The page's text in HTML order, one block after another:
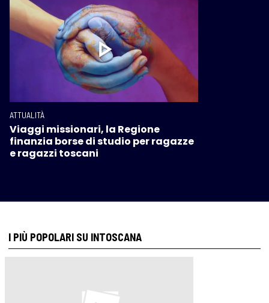
ATTUALITÀ
Viaggi missionari, la Regione
finanzia borse di studio per ragazze
e ragazzi toscani
I PIÙ POPOLARI SU INTOSCANA